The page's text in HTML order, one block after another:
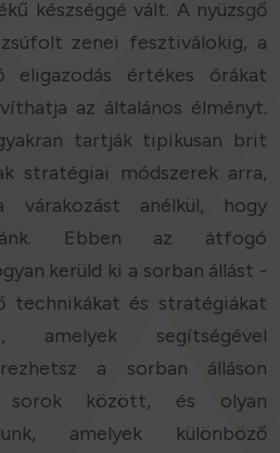
készséggé vált. A nyüzsgő
zenei fesztiválokig, a
eligazodás értékes órákat
az általános élményt.
tartják tipikusan brit
stratégiai módszerek arra,
várakozást anélkül, hogy
Ebben az átfogó
kerüld ki a sorban állást -
technikákat és stratégiákat
amelyek segítségével
a sorban álláson
között, és olyan
amelyek különböző